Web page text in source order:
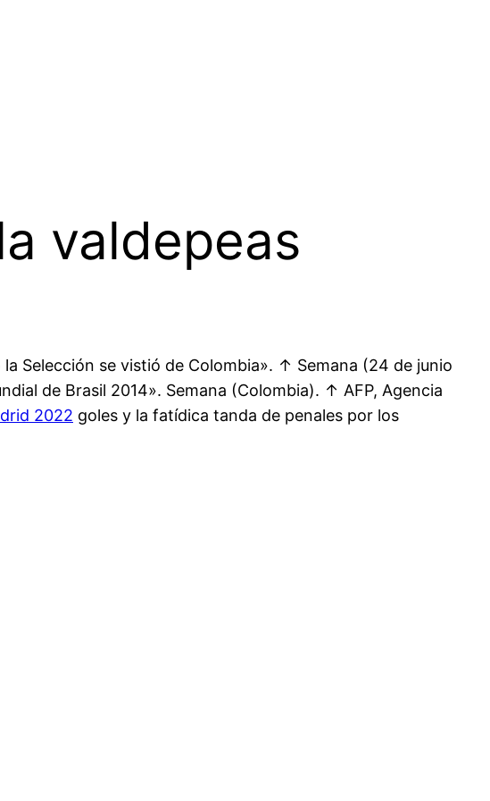
valdepeas
Selección se vistió de Colombia». ↑ Semana (24 de junio
de Brasil 2014». Semana (Colombia). ↑ AFP, Agencia
2022 goles y la fatídica tanda de penales por los